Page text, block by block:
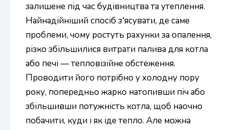
залишене під час будівництва та утеплення.
Найнадійніший спосіб з'ясувати, де саме
проблеми, чому ростуть рахунки за опалення,
різко збільшилися витрати палива для котла
або печі — тепловізійне обстеження.
Проводити його потрібно у холодну пору
року, попередньо жарко натопивши піч або
збільшивши потужність котла, щоб наочно
побачити, куди і як іде тепло. Але можна